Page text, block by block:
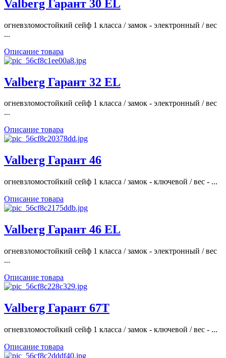
Valberg Гарант 30 EL
огневзломостойкий сейф 1 класса / замок - электронный / вес
...
Описание товара
Valberg Гарант 32 EL
огневзломостойкий сейф 1 класса / замок - электронный / вес
...
Описание товара
Valberg Гарант 46
огневзломостойкий сейф 1 класса / замок - ключевой / вес - ...
Описание товара
Valberg Гарант 46 EL
огневзломостойкий сейф 1 класса / замок - электронный / вес
...
Описание товара
Valberg Гарант 67T
огневзломостойкий сейф 1 класса / замок - ключевой / вес - ...
Описание товара